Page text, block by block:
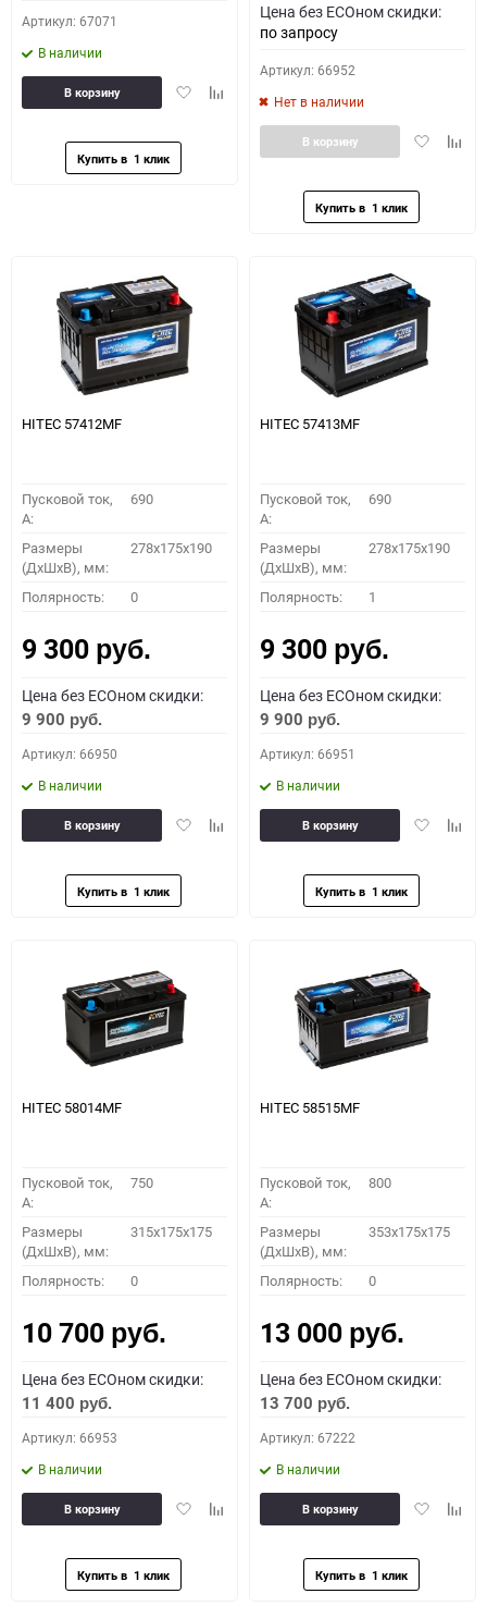
Артикул: 67071
В наличии
ДобавитьДобавить
сравнению
В корзину
Цена без ECOном скидки:
по запросу
Артикул: 66952
Нет в наличии
Добавить
В корзину
HITEC 57412MF
Пусковой ток,
A:
690
Размеры
(ДхШхВ), мм:
278x175x190
Полярность: 0
9 300 руб.
Цена без ECOном скидки:
9 900 руб.
Артикул: 66950
В наличии
ДобавитьДобавить
В корзину
HITEC 57413MF
Пусковой ток,
A:
690
Размеры
(ДхШхВ), мм:
278x175x190
Полярность: 1
9 300 руб.
Цена без ECOном скидки:
9 900 руб.
Артикул: 66951
В наличии
Добавить
В корзину
HITEC 58014MF
Пусковой ток,
A:
750
Размеры
(ДхШхВ), мм:
315x175x175
Полярность: 0
10 700 руб.
Цена без ECOном скидки:
11 400 руб.
Артикул: 66953
В наличии
ДобавитьДобавить
В корзину
HITEC 58515MF
Пусковой ток,
A:
800
Размеры
(ДхШхВ), мм:
353x175x175
Полярность: 0
13 000 руб.
Цена без ECOном скидки:
13 700 руб.
Артикул: 67222
В наличии
Добавить
В корзину